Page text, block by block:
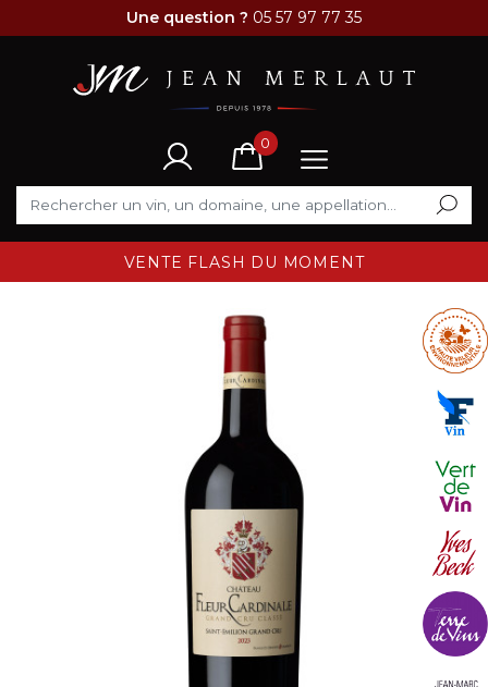
Une question ? 05 57 97 77 35
0
VENTE FLASH DU MOMENT